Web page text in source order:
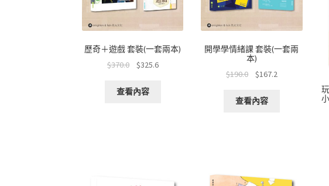
歷奇＋遊戲 套裝(一套兩本)
$370.0 $325.6
查看內容
開學學情緒課 套裝(一套兩
本)
$190.0 $167.2
查看內容